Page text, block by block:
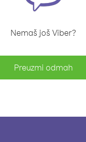
Nemaš još Viber?
Preuzmi odmah